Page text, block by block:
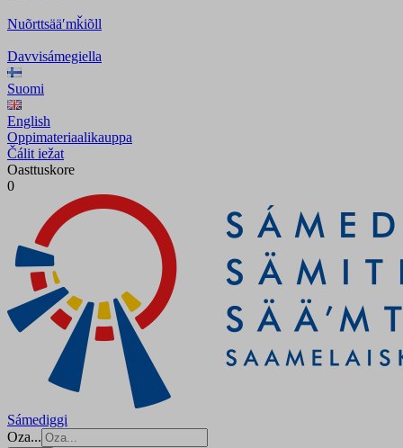
Nuõrttsääʹmǩiõll
Davvisámegiella
Suomi
English
Oppimateriaalikauppa
Čálit iežat
Oasttuskore
0
Sámediggi
Oza...